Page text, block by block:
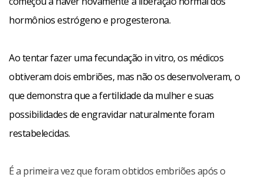
hormônios estrógeno e progesterona.
Ao tentar fazer uma fecundação in vitro, os médicos
obtiveram dois embriões, mas não os desenvolveram, o
que demonstra que a fertilidade da mulher e suas
possibilidades de engravidar naturalmente foram
restabelecidas.
É a primeira vez que foram obtidos embriões após o